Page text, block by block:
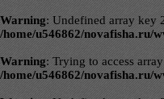
Warning: Undefined array key
/home/u546862/novafisha.ru/
Warning: Trying to access
/home/u546862/novafisha.ru/